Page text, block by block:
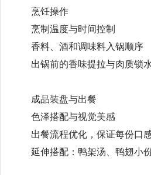
烹饪操作
烹制温度与时间控制
香料、酒和调味料入锅顺序
出锅前的香味提拉与肉质锁
成品装盘与出餐
色泽搭配与视觉美感
出餐流程优化，保证每份口
延伸搭配：鸭架汤、鸭翅小